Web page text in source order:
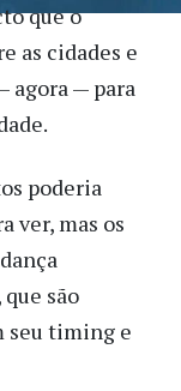
que o
as cidades e
agora — para
poderia
ver, mas os
são
seu timing e